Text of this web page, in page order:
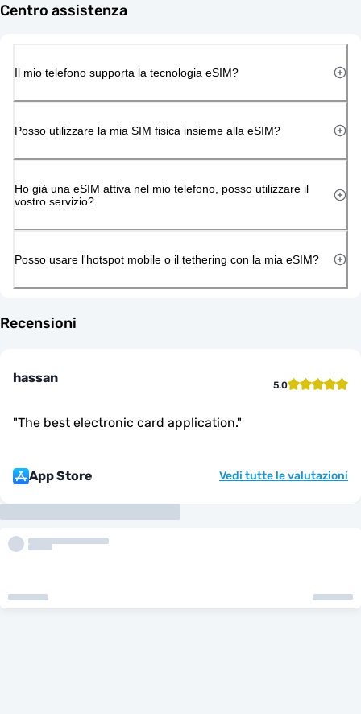
Centro assistenza
Il mio telefono supporta la tecnologia eSIM?
Posso utilizzare la mia SIM fisica insieme alla eSIM?
Ho già una eSIM attiva nel mio telefono, posso utilizzare il
vostro servizio?
Posso usare l'hotspot mobile o il tethering con la mia eSIM?
Recensioni
hassan 5.0
"The best electronic card application."
App Store Vedi tutte le valutazioni